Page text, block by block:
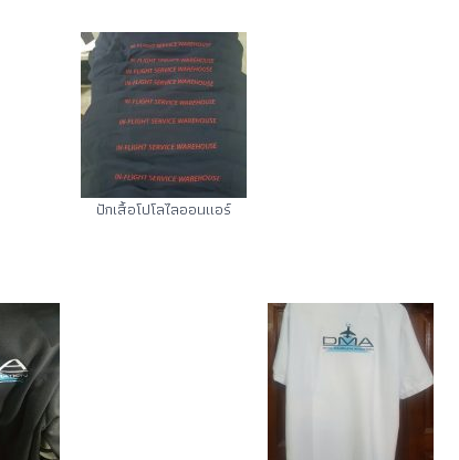
ปักเสื้อโปโลไลออนแอร์